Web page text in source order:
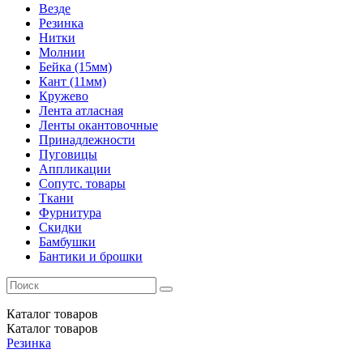
Везде
Резинка
Нитки
Молнии
Бейка (15мм)
Кант (11мм)
Кружево
Лента атласная
Ленты окантовочные
Принадлежности
Пуговицы
Аппликации
Сопутс. товары
Ткани
Фурнитура
Скидки
Бамбушки
Бантики и брошки
Каталог товаров
Каталог товаров
Резинка